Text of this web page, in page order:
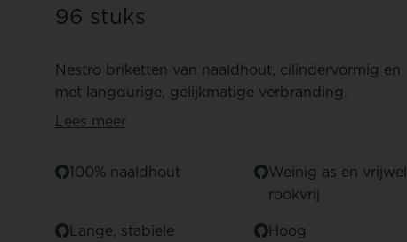
96 stuks
Nestro briketten van naaldhout, cilindervormig en
met langdurige, gelijkmatige verbranding.
Lees meer
100% naaldhout
Weinig as en vrijwel
rookvrij
Lange, stabiele
Hoog